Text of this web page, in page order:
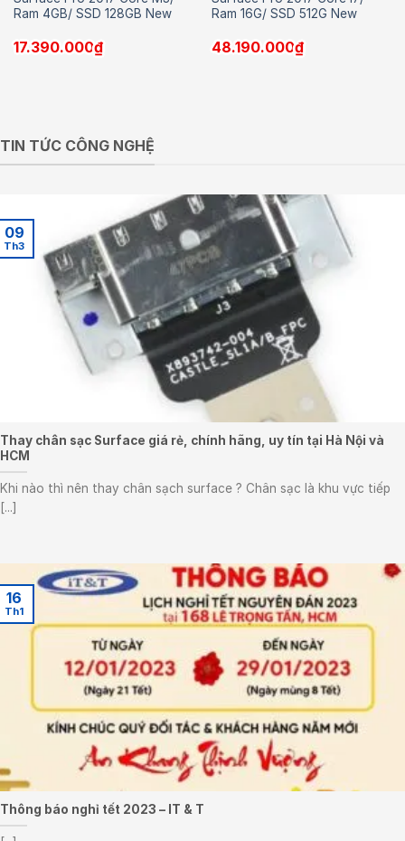
Ram 4GB/ SSD 128GB New
17.390.000₫
Ram 16G/ SSD 512G New
48.190.000₫
TIN TỨC CÔNG NGHỆ
Thay chân sạc Surface giá rẻ, chính hãng, uy tín tại Hà Nội và
HCM
Khi nào thì nên thay chân sạch surface ? Chân sạc là khu vực tiếp
[...]
09
Th3
Thông báo nghỉ tết 2023 – IT & T
16
Th1